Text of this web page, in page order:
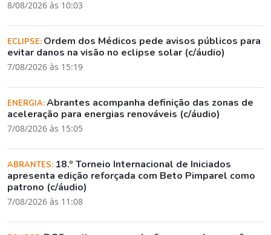
8/08/2026 às 10:03
ECLIPSE: Ordem dos Médicos pede avisos públicos para
evitar danos na visão no eclipse solar (c/áudio)
7/08/2026 às 15:19
ENERGIA:Abrantes acompanha definição das zonas de
aceleração para energias renováveis (c/áudio)
7/08/2026 às 15:05
ABRANTES: 18.º Torneio Internacional de Iniciados
apresenta edição reforçada com Beto Pimparel como
patrono (c/áudio)
7/08/2026 às 11:08